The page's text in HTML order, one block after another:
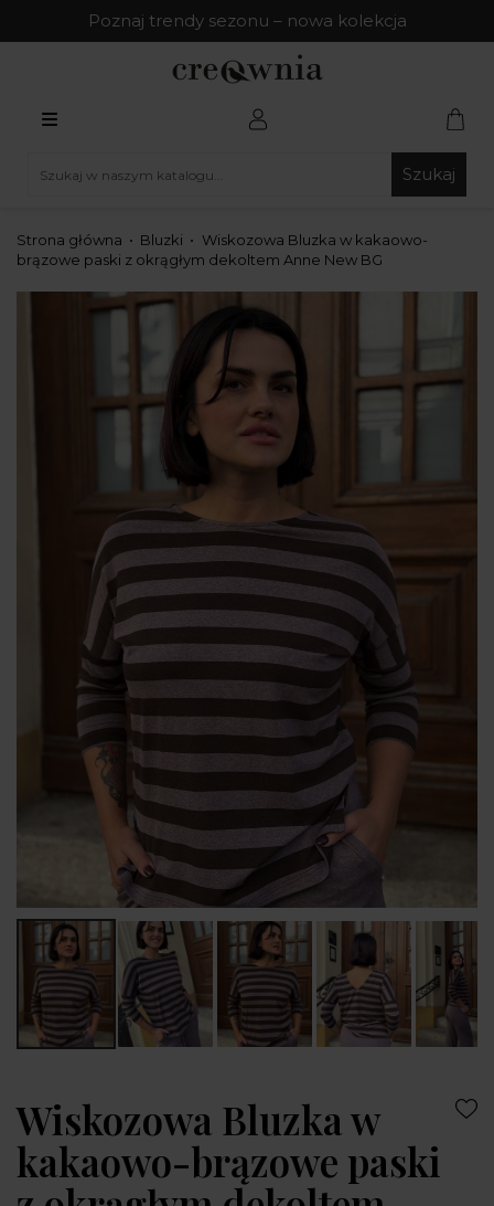
Poznaj trendy sezonu – nowa kolekcja
Szukaj
Strona główna Bluzki
Wiskozowa Bluzka w kakaowo-
brązowe paski z okrągłym dekoltem Anne New BG
Wiskozowa Bluzka w
kakaowo-brązowe paski